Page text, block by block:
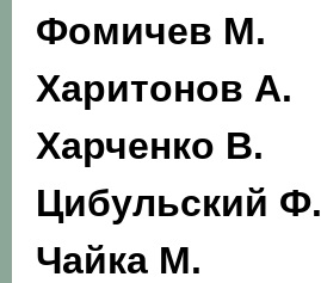
Фомичев М.
Харитонов А.
Харченко В.
Цибульский Ф.
Чайка М.